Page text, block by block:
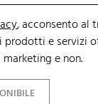
, acconsento al
e servizi
e non.